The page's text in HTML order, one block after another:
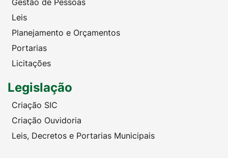
Gestão de Pessoas
Leis
Planejamento e Orçamentos
Portarias
Licitações
Legislação
Criação SIC
Criação Ouvidoria
Leis, Decretos e Portarias Municipais